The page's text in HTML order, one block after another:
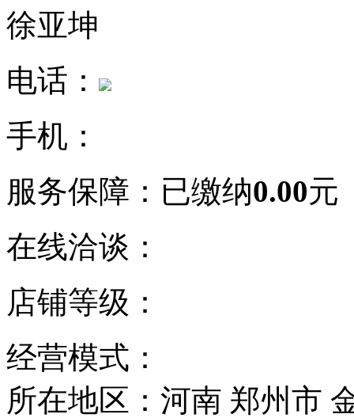
徐亚坤
电话：
手机：
服务保障： 已缴纳0.00元
在线洽谈：
店铺等级：
经营模式：
所在地区：河南 郑州市